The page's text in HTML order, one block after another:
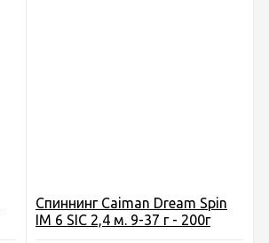
Спиннинг Caiman Dream Spin
IM 6 SIC 2,4 м. 9-37 г - 200г